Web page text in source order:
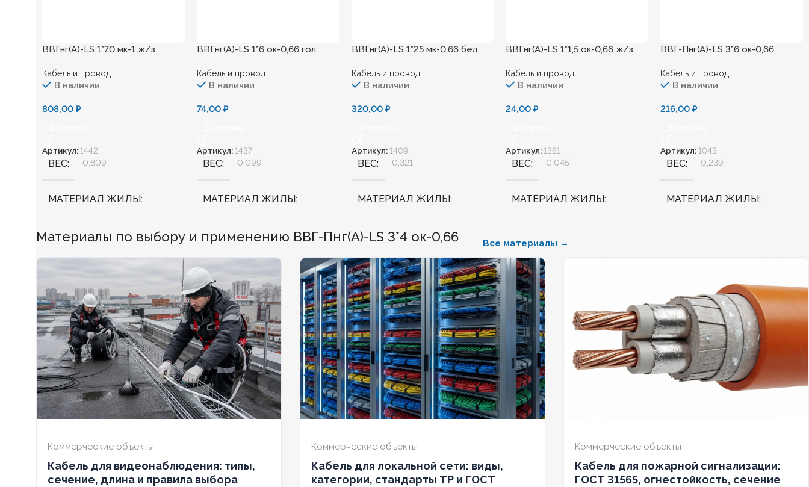
ВВГнг(А)-LS 1*70 мк-1 ж/з.
Кабель и провод
В наличии
808,00 ₽
Артикул: 1442
ВЕС 0,809
МАТЕРИАЛ ЖИЛЫ
ХЛАДОСТОЙКИЙ Нет
СЕЧЕНИЕ ТПЖ 70
ОГНЕСТОЙКИЙ Нет
НАЛИЧИЕ ЭКРАНА Нет
БРОНИРОВАННЫЙ
КОЛИЧЕСТВО ЖИЛ 1
ВВГнг(А)-LS 1*6 ок-0,66 гол.
Кабель и провод
В наличии
74,00 ₽
Артикул: 1437
ВЕС 0,099
МАТЕРИАЛ ЖИЛЫ
БЕЗГАЛОГЕННЫЙ Нет
ХЛАДОСТОЙКИЙ Нет
СЕЧЕНИЕ ТПЖ
ОГНЕСТОЙКИЙ Нет
НАЛИЧИЕ ЭКРАНА Нет
Нет
КОЛИЧЕСТВО ЖИЛ 1
ВВГнг(А)-LS 1*25 мк-0,66 бел.
Кабель и провод
В наличии
320,00 ₽
Артикул: 1409
ВЕС 0,321
МАТЕРИАЛ ЖИЛЫ
Медь
БЕЗГАЛОГЕННЫЙ Нет
ХЛАДОСТОЙКИЙ Нет
СЕЧЕНИЕ ТПЖ 2,5
ОГНЕСТОЙКИЙ Нет
НАЛИЧИЕ ЭКРАНА Нет
БРОНИРОВАННЫЙ
КОЛИЧЕСТВО ЖИЛ 1
ВВГнг(А)-LS 1*1,5 ок-0,66 ж/з.
Кабель и провод
В наличии
24,00₽
Артикул: 1381
ВЕС 0,045
МАТЕРИАЛ ЖИЛЫ
БЕЗГАЛОГЕННЫЙ
ХЛАДОСТОЙКИЙ
СЕЧЕНИЕ ТПЖ
ОГНЕСТОЙКИЙ Нет
НАЛИЧИЕ ЭКРАНА
БРОНИРОВАННЫЙ
КОЛИЧЕСТВО ЖИЛ 1
ВВГ-Пнг(А)-LS 3*6 ок-0,66
Кабель и провод
В наличии
216,00₽
Артикул: 1043
ВЕС 0,239
МАТЕРИАЛ ЖИЛЫ
ХЛАДОСТОЙКИЙ Нет
СЕЧЕНИЕ ТПЖ 6
ОГНЕСТОЙКИЙ Нет
БРОНИРОВАННЫЙ
КОЛИЧЕСТВО ЖИЛ 3
Материалы по выбору и применению ВВГ-Пнг(А)-LS 3*4 ок-0,66 Все материалы →
Коммерческие объекты
Кабель для видеонаблюдения: типы,
сечение, длина и правила выбора
Коммерческие объекты
Кабель для локальной сети: виды,
категории, стандарты ТР и ГОСТ
Коммерческие объекты
Кабель для пожарной сигнализации:
ГОСТ 31565, огнестойкость, сечение